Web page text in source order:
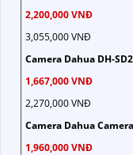
2,200,000 VNĐ
3,055,000 VNĐ
Camera Dahua DH-
1,667,000 VNĐ
2,270,000 VNĐ
Camera Dahua
1,960,000 VNĐ